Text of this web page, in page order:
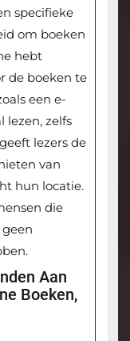
specifieke
om boeken
hebt
de boeken te
een e-
lezen, zelfs
lezers de
van
hun locatie.
die
Aan
Boeken,